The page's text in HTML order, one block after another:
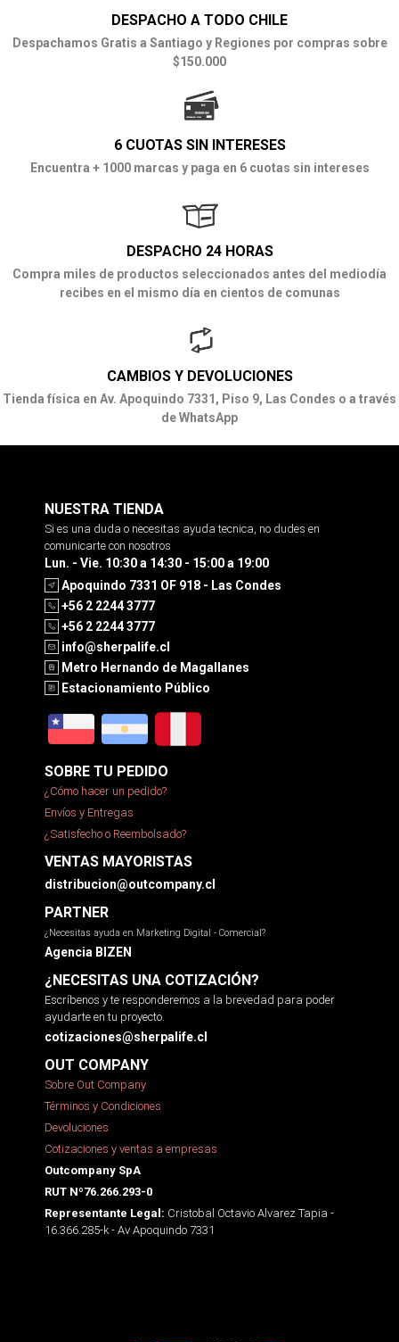
DESPACHO A TODO CHILE
Despachamos Gratis a Santiago y Regiones por compras sobre
$150.000
6 CUOTAS SIN INTERESES
Encuentra + 1000 marcas y paga en 6 cuotas sin intereses
DESPACHO 24 HORAS
Compra miles de productos seleccionados antes del mediodía
recibes en el mismo día en cientos de comunas
CAMBIOS Y DEVOLUCIONES
Tienda física en Av. Apoquindo 7331, Piso 9, Las Condes o a través
de WhatsApp
NUESTRA TIENDA
Si es una duda o necesitas ayuda tecnica, no dudes en
comunicarte con nosotros
Lun. - Vie. 10:30 a 14:30 - 15:00 a 19:00
Apoquindo 7331 OF 918 - Las Condes
+56 2 2244 3777
+56 2 2244 3777
info@sherpalife.cl
Metro Hernando de Magallanes
Estacionamiento Público
SOBRE TU PEDIDO
¿Cómo hacer un pedido?
Envíos y Entregas
¿Satisfecho o Reembolsado?
VENTAS MAYORISTAS
distribucion@outcompany.cl
PARTNER
¿Necesitas ayuda en Marketing Digital - Comercial?
Agencia BIZEN
¿NECESITAS UNA COTIZACIÓN?
Escríbenos y te responderemos a la brevedad para poder
ayudarte en tu proyecto.
cotizaciones@sherpalife.cl
OUT COMPANY
Sobre Out Company
Términos y Condiciones
Devoluciones
Cotizaciones y ventas a empresas
Outcompany SpA
RUT Nº76.266.293-0
Representante Legal: Cristobal Octavio Alvarez Tapia -
16.366.285-k - Av Apoquindo 7331